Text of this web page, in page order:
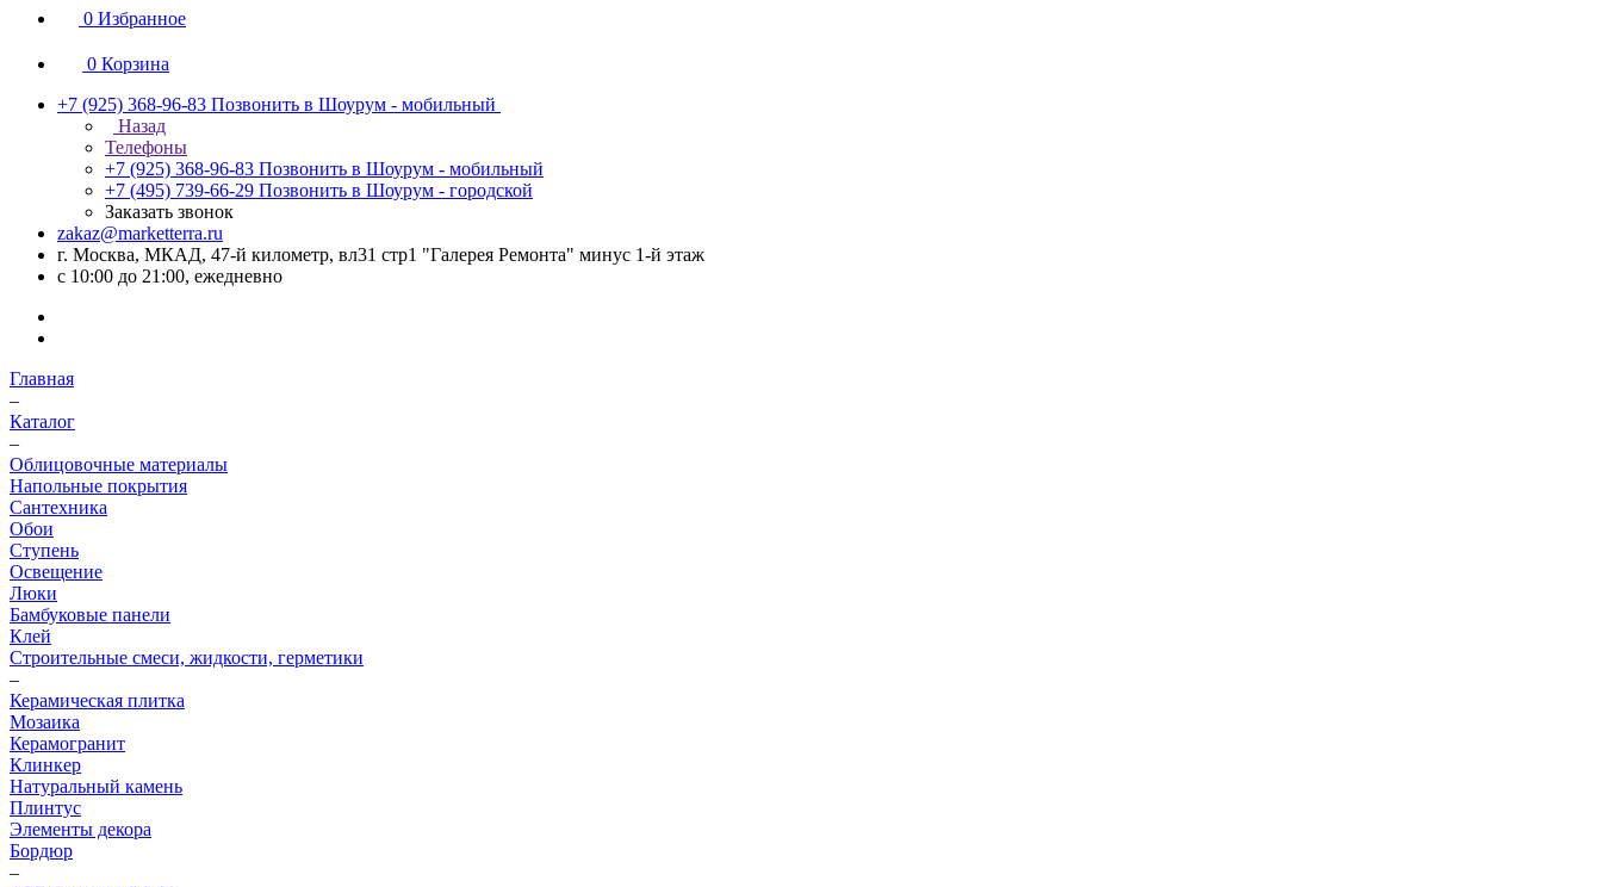
0 Избранное
0 Корзина
+7 (925) 368-96-83 Позвонить в Шоурум - мобильный
Назад
Телефоны
+7 (925) 368-96-83 Позвонить в Шоурум - мобильный
+7 (495) 739-66-29 Позвонить в Шоурум - городской
Заказать звонок
zakaz@marketterra.ru
г. Москва, МКАД, 47-й километр, вл31 стр1 "Галерея Ремонта" минус 1-й этаж
с 10:00 до 21:00, ежедневно
Главная
–
Каталог
–
Облицовочные материалы
Напольные покрытия
Сантехника
Обои
Ступень
Освещение
Люки
Бамбуковые панели
Клей
Строительные смеси, жидкости, герметики
–
Керамическая плитка
Мозаика
Керамогранит
Клинкер
Натуральный камень
Плинтус
Элементы декора
Бордюр
–